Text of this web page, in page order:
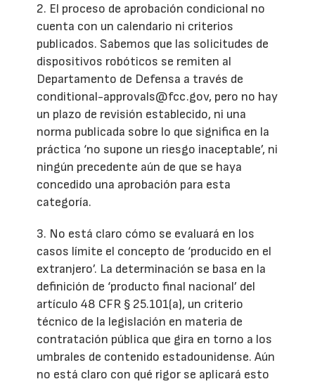
2. El proceso de aprobación condicional no
cuenta con un calendario ni criterios
publicados. Sabemos que las solicitudes de
dispositivos robóticos se remiten al
Departamento de Defensa a través de
conditional-approvals@fcc.gov, pero no hay
un plazo de revisión establecido, ni una
norma publicada sobre lo que significa en la
práctica ‘no supone un riesgo inaceptable’, ni
ningún precedente aún de que se haya
concedido una aprobación para esta
categoría.
3. No está claro cómo se evaluará en los
casos límite el concepto de ‘producido en el
extranjero’. La determinación se basa en la
definición de ‘producto final nacional’ del
artículo 48 CFR § 25.101(a), un criterio
técnico de la legislación en materia de
contratación pública que gira en torno a los
umbrales de contenido estadounidense. Aún
no está claro con qué rigor se aplicará esto